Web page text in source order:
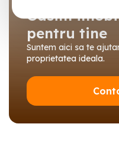
Gasim
pentru tine
Suntem aici sa te
proprietatea ideala.